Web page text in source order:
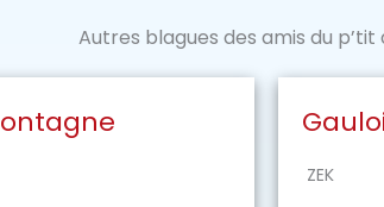
Autres blagues des amis du p’tit
ZEK